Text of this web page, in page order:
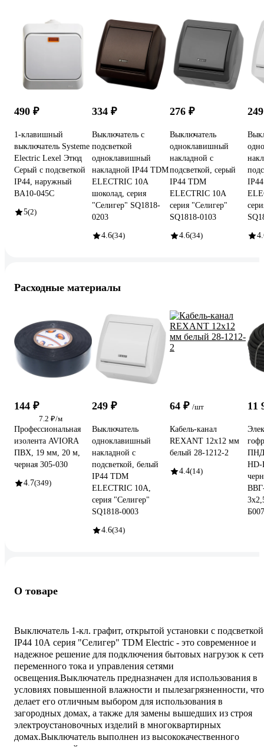
490 ₽
1-клавишный
выключатель Systeme
Electric Lexel Этюд
Серый с подсветкой
IP44, наружный
BA10-045C
5(2)
334 ₽
Выключатель с
подсветкой
одноклавишный
накладной IP44 TDM
ELECTRIC 10А
шоколад, серия
"Селигер" SQ1818-
0203
4.6(34)
276 ₽
Выключатель
одноклавишный
накладной с
подсветкой, серый
IP44 TDM
ELECTRIC 10А
серия "Селигер"
SQ1818-0103
4.6(34)
Расходные материалы
144 ₽
7.2 ₽/м
Профессиональная
изолента AVIORA
ПВХ, 19 мм, 20 м,
черная 305-030
4.7(349)
249 ₽
Выключатель
одноклавишный
накладной с
подсветкой, белый
IP44 TDM
ELECTRIC 10А,
серия "Селигер"
SQ1818-0003
4.6(34)
64 ₽ /шт
Кабель-канал
REXANT 12x12 мм
белый 28-1212-2
4.4(14)
11
ПНД
HD-
О товаре
Выключатель 1-кл. графит, открытой установки с подсветкой
IP44 10А серия "Селигер" TDM Electric - это современное и
надежное решение для подключения бытовых нагрузок к
переменного тока и управления сетями
освещения.Выключатель предназначен для использования в
условиях повышенной влажности и пылезагрязненности, что
делает его отличным выбором для использования в
загородных домах, а также для замены вышедших из строя
электроустановочных изделий в многоквартирных
домах.Выключатель выполнен из высококачественного